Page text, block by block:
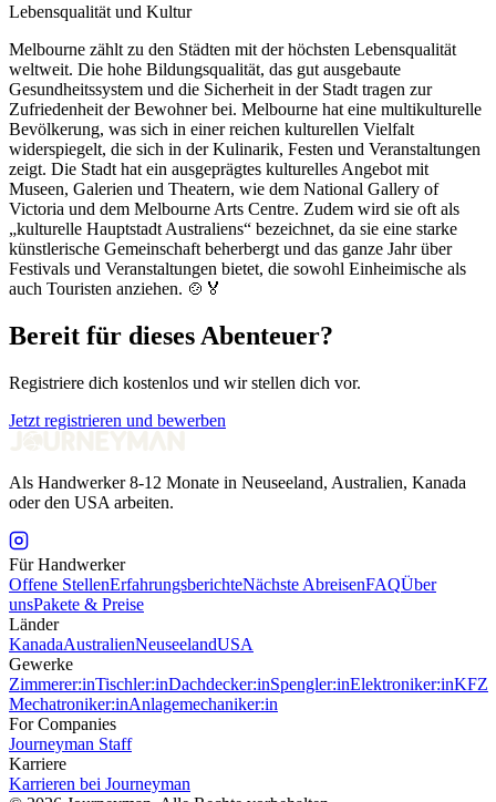
Lebensqualität und Kultur
Melbourne zählt zu den Städten mit der höchsten Lebensqualität
weltweit. Die hohe Bildungsqualität, das gut ausgebaute
Gesundheitssystem und die Sicherheit in der Stadt tragen zur
Zufriedenheit der Bewohner bei. Melbourne hat eine multikulturelle
Bevölkerung, was sich in einer reichen kulturellen Vielfalt
widerspiegelt, die sich in der Kulinarik, Festen und Veranstaltungen
zeigt. Die Stadt hat ein ausgeprägtes kulturelles Angebot mit
Museen, Galerien und Theatern, wie dem National Gallery of
Victoria und dem Melbourne Arts Centre. Zudem wird sie oft als
„kulturelle Hauptstadt Australiens“ bezeichnet, da sie eine starke
künstlerische Gemeinschaft beherbergt und das ganze Jahr über
Festivals und Veranstaltungen bietet, die sowohl Einheimische als
auch Touristen anziehen. 🍲🏅
Bereit für dieses Abenteuer?
Registriere dich kostenlos und wir stellen dich vor.
Jetzt registrieren und bewerben
Als Handwerker 8-12 Monate in Neuseeland, Australien, Kanada
oder den USA arbeiten.
Für Handwerker
Offene StellenErfahrungsberichteNächste AbreisenFAQÜber
unsPakete & Preise
Länder
KanadaAustralienNeuseelandUSA
Gewerke
Zimmerer:inTischler:inDachdecker:inSpengler:inElektroniker:inKFZ
Mechatroniker:inAnlagemechaniker:in
For Companies
Journeyman Staff
Karriere
Karrieren bei Journeyman